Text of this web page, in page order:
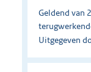
Geldend van
Uitgegeven